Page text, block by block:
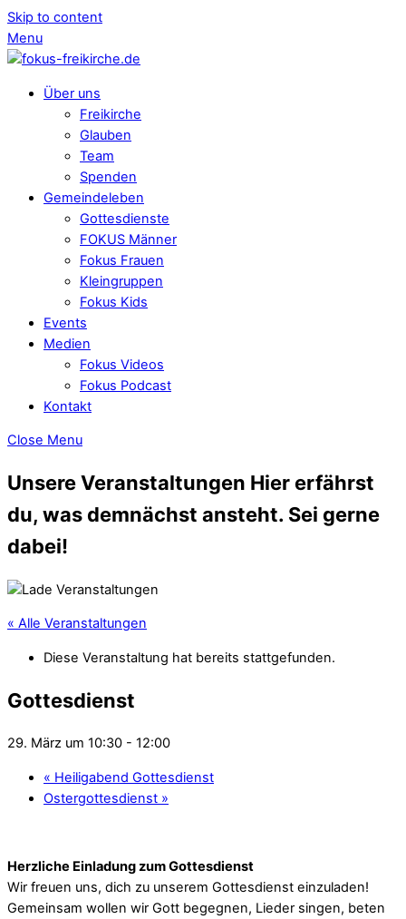
Skip to content
Menu
Über uns
Freikirche
Glauben
Team
Spenden
Gemeindeleben
Gottesdienste
FOKUS Männer
Fokus Frauen
Kleingruppen
Fokus Kids
Events
Medien
Fokus Videos
Fokus Podcast
Kontakt
Close Menu
Unsere Veranstaltungen Hier erfährst
du, was demnächst ansteht. Sei gerne
dabei!
« Alle Veranstaltungen
Diese Veranstaltung hat bereits stattgefunden.
Gottesdienst
29. März um 10:30 - 12:00
« Heiligabend Gottesdienst
Ostergottesdienst »
Herzliche Einladung zum Gottesdienst
Wir freuen uns, dich zu unserem Gottesdienst einzuladen!
Gemeinsam wollen wir Gott begegnen, Lieder singen, beten